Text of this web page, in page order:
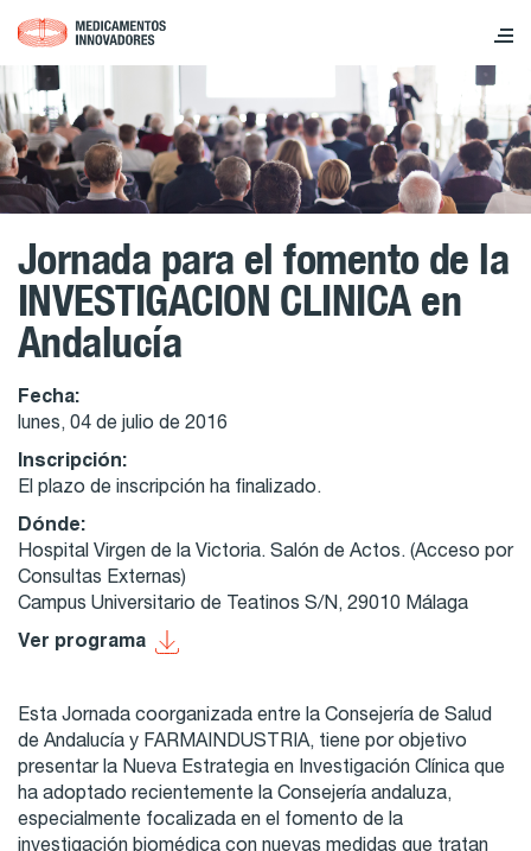
Jornada para el fomento de la
INVESTIGACION CLINICA en
Andalucía
Fecha:
lunes, 04 de julio de 2016
Inscripción:
El plazo de inscripción ha finalizado.
Dónde:
Hospital Virgen de la Victoria. Salón de Actos. (Acceso por
Consultas Externas)
Campus Universitario de Teatinos S/N, 29010 Málaga
Ver programa
Esta Jornada coorganizada entre la Consejería de Salud
de Andalucía y FARMAINDUSTRIA, tiene por objetivo
presentar la Nueva Estrategia en Investigación Clínica que
ha adoptado recientemente la Consejería andaluza,
especialmente focalizada en el fomento de la